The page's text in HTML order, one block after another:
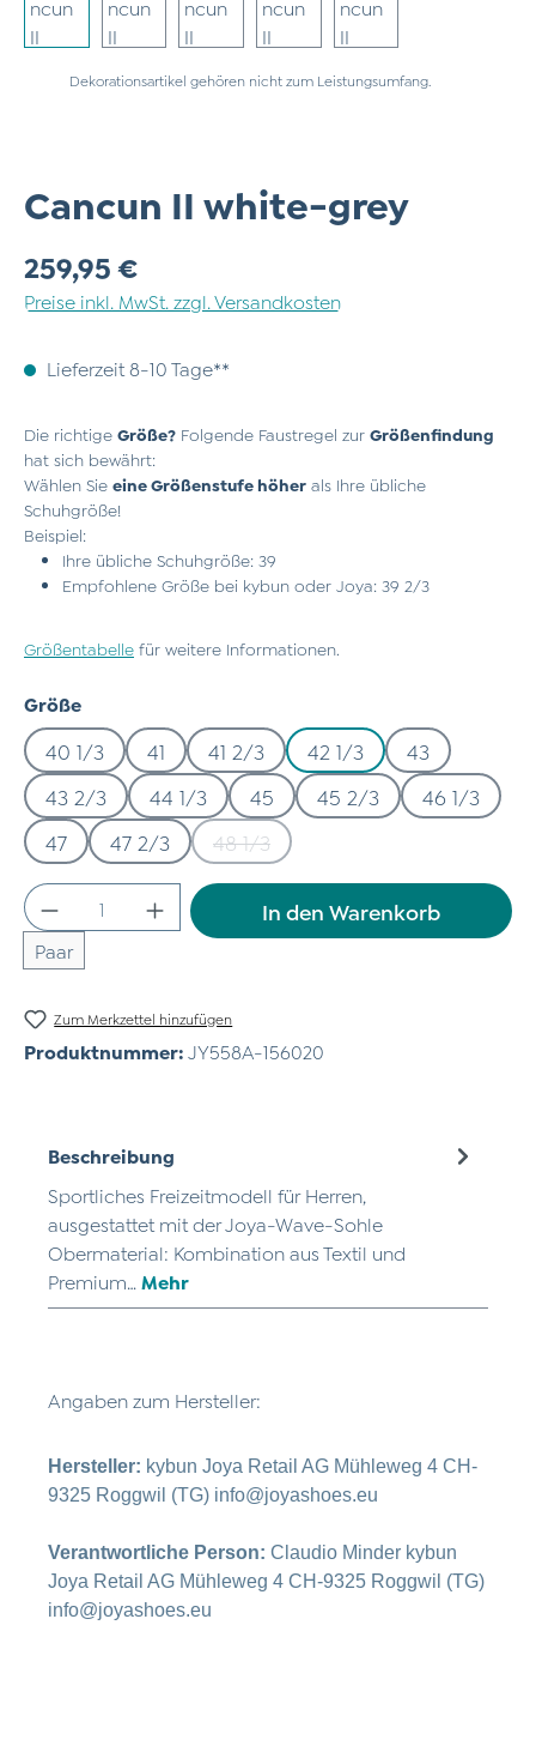
Dekorationsartikel gehören nicht zum Leistungsumfang.
Cancun II white-grey
Regulärer Preis:
259,95 €
Preise inkl. MwSt. zzgl. Versandkosten
Lieferzeit 8-10 Tage**
Die richtige Größe? Folgende Faustregel zur Größenfindung
hat sich bewährt:
Wählen Sie eine Größenstufe höher als Ihre übliche
Schuhgröße!
Beispiel:
Ihre übliche Schuhgröße: 39
Empfohlene Größe bei kybun oder Joya: 39 2/3
Größentabelle für weitere Informationen.
Größeauswählen
40 1/3 41 41 2/3 42 1/3
43
43 2/3
44 1/3 45 45 2/3
46 1/3
47
47 2/3 48 1/3(Diese Option ist zurzeit nicht
Produkt Anzahl: Gib den gewünschten
Paar
In den Warenkorb
Zum Merkzettel hinzufügen
Produktnummer: JY558A-156020
Beschreibung
Sportliches Freizeitmodell für Herren,
ausgestattet mit der Joya-Wave-Sohle
Obermaterial: Kombination aus Textil und
Premium… Mehr
Angaben zum Hersteller:
Hersteller: kybun Joya Retail AG Mühleweg 4 CH-
9325 Roggwil (TG) info@joyashoes.eu
Verantwortliche Person: Claudio Minder kybun
Joya Retail AG Mühleweg 4 CH-9325 Roggwil (TG)
info@joyashoes.eu